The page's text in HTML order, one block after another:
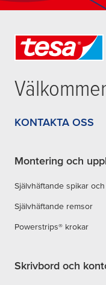
KONTAKTA OSS
Montering och
Självhäftande spikar
Självhäftande remsor
Powerstrips® krokar
Skrivbord och